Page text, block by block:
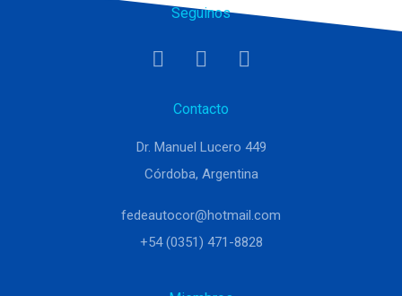
Seguinos
Contacto
Dr. Manuel Lucero 449
Córdoba, Argentina
fedeautocor@hotmail.com
+54 (0351) 471-8828